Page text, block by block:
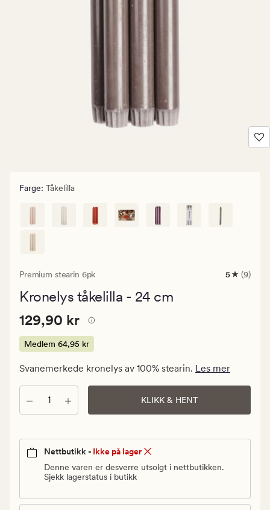
Farge: Tåkelilla
Premium stearin 6pk
9
5 (9)
Kronelys tåkelilla - 24 cm
Pris
129,90
kr.
64,95
kr
Pris 129,90 kr
129,90 kr
Medlem 64,95 kr
Svanemerkede kronelys av 100% stearin. Les mer
Antall KLIKK & HENT
Nettbutikk - Ikke på lager
Denne varen er desverre utsolgt i nettbutikken.
Sjekk lagerstatus i butikk